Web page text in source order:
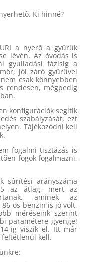
Ki hinné?
a nyerõ a gyûrûk
lévén. Az óvodás is
gyulladási fázisig a
jól záró gyûrûvel
csak könnyebben
rendesen, mégpedig
konfigurációk segítik
szabályzását, ezt
Tájékozódni kell
fogalmi tisztázás is
fogok fogalmazni,
sûrítési arányszáma
az átlag, mert az
aminek az
86-os benzin is jó volt,
méréseink szerint
paramétere gyenge!
ig viszik el. Itt már
feltétlenül kell.